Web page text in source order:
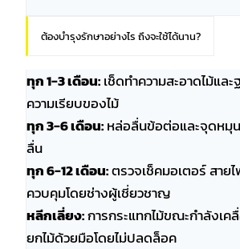
ต้องบำรุงรักษาอย่างไร ถึงจะใช้ได้นาน?
ทุก 1-3 เดือน:เช็ดทำความสะอาดไม้แล
ความเรียบของไม้
ทุก 3-6 เดือน:หล่อลื่นข้อต่อและจุดหมุ
ลื่น
ทุก 6-12 เดือน:ตรวจเช็คมอเตอร์ สาย
ควบคุมโดยช่างผู้เชี่ยวชาญ
หลีกเลี่ยง:การกระแทกไม้ขณะกำลังเ
ยกไม้ด้วยมือโดยไม่ปลดล็อค